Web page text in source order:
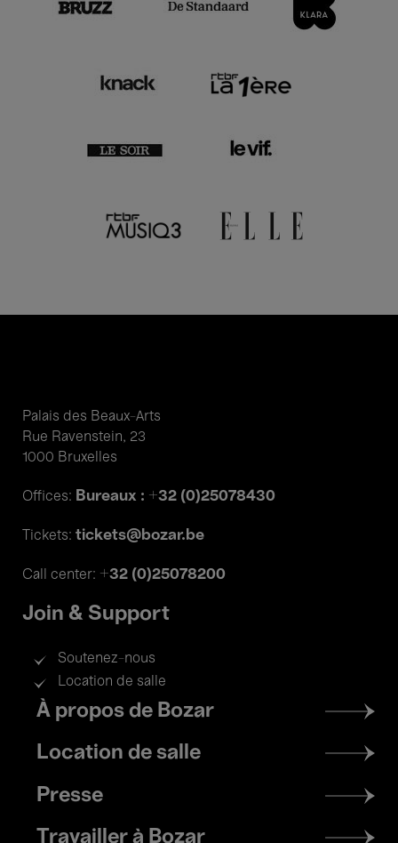
Palais des Beaux-Arts
Rue Ravenstein, 23
1000 Bruxelles
Offices: Bureaux : +32 (0)25078430
Tickets: tickets@bozar.be
Call center: +32 (0)25078200
Join & Support
Soutenez-nous
Location de salle
Footer
menu
À propos de Bozar
Location de salle
Presse
Travailler à Bozar